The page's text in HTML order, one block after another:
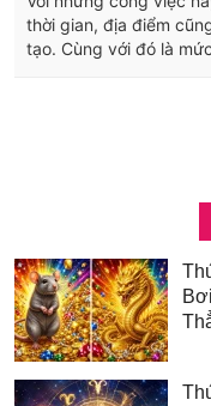
thời gian, địa điểm
tạo. Cùng với đó là